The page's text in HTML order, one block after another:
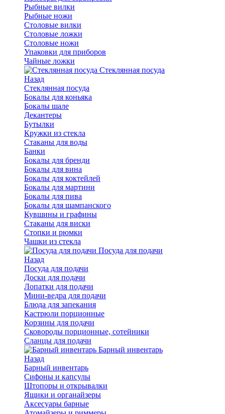
Рыбные вилки
Рыбные ножи
Столовые вилки
Столовые ложки
Столовые ножи
Упаковки для приборов
Чайные ложки
Стеклянная посуда
Назад
Стеклянная посуда
Бокалы для коньяка
Бокалы шале
Декантеры
Бутылки
Кружки из стекла
Стаканы для воды
Банки
Бокалы для бренди
Бокалы для вина
Бокалы для коктейлей
Бокалы для мартини
Бокалы для пива
Бокалы для шампанского
Кувшины и графины
Стаканы для виски
Стопки и рюмки
Чашки из стекла
Посуда для подачи
Назад
Посуда для подачи
Доски для подачи
Лопатки для подачи
Мини-ведра для подачи
Блюда для запекания
Кастрюли порционные
Корзины для подачи
Сковороды порционные, сотейники
Сланцы для подачи
Барный инвентарь
Назад
Барный инвентарь
Сифоны и капсулы
Штопоры и открывалки
Ящики и органайзеры
Аксесуары барные